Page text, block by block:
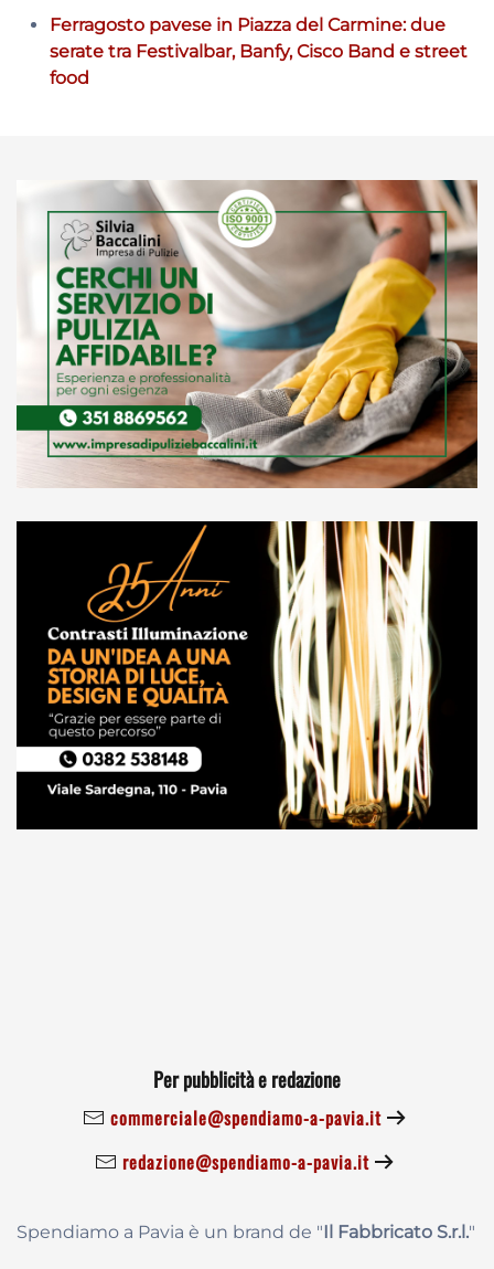
Ferragosto pavese in Piazza del Carmine: due
serate tra Festivalbar, Banfy, Cisco Band e street
food
Per pubblicità e redazione
commerciale@spendiamo-a-pavia.it
redazione@spendiamo-a-pavia.it
Spendiamo a Pavia è un brand de " Il Fabbricato S.r.l."